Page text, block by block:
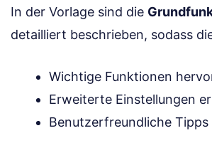
In der Vorlage sind die
detailliert beschrieben, sodass
Wichtige Funktionen
Erweiterte Einstellungen
Benutzerfreundliche Tipps